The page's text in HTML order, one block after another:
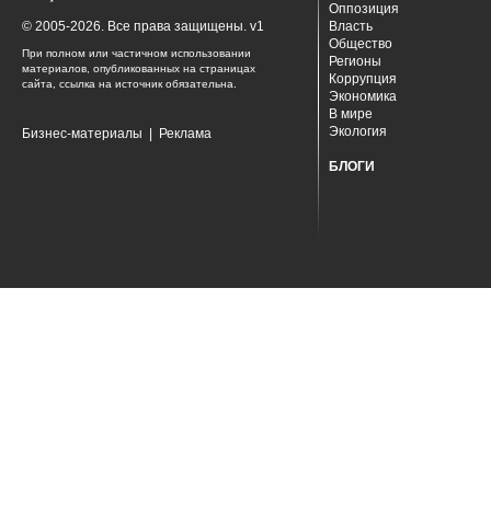
© 2005-2026. Все права защищены. v1
При полном или частичном использовании
материалов, опубликованных на страницах
сайта, ссылка на источник обязательна.
Бизнес-материалы Реклама
Оппозиция
Власть
Общество
Регионы
Коррупция
Экономика
В мире
Экология
БЛОГИ